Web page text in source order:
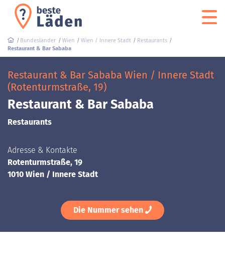
Bundesländer Wien Wien / Innere Stadt
Restaurants
Restaurant & Bar Sababa
Restaurant & Bar Sababa Wien / Innere Stadt
(Rotenturmstraße, 19)
Restaurant & Bar Sababa
Restaurants
Adresse & Kontakte
Rotenturmstraße, 19
1010 Wien / Innere Stadt
Die Nummer sehen